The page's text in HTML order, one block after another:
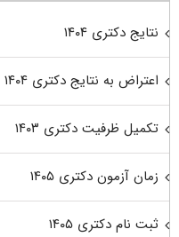
نتایج دکتری ۱۴۰۴
اعتراض به نتایج دکتری ۱۴۰۴
تکمیل ظرفیت دکتری ۱۴۰۳
زمان آزمون دکتری ۱۴۰۵
ثبت نام دکتری ۱۴۰۵